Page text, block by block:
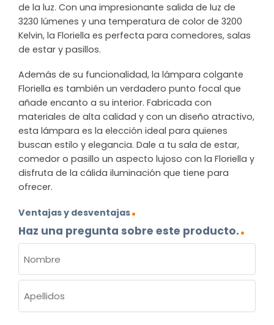
de la luz. Con una impresionante salida de luz de
3230 lúmenes y una temperatura de color de 3200
Kelvin, la Floriella es perfecta para comedores, salas
de estar y pasillos.
Además de su funcionalidad, la lámpara colgante
Floriella es también un verdadero punto focal que
añade encanto a su interior. Fabricada con
materiales de alta calidad y con un diseño atractivo,
esta lámpara es la elección ideal para quienes
buscan estilo y elegancia. Dale a tu sala de estar,
comedor o pasillo un aspecto lujoso con la Floriella y
disfruta de la cálida iluminación que tiene para
ofrecer.
Ventajas y desventajas
Haz una pregunta sobre este producto.
(OBLIGATORIO)
Nombre